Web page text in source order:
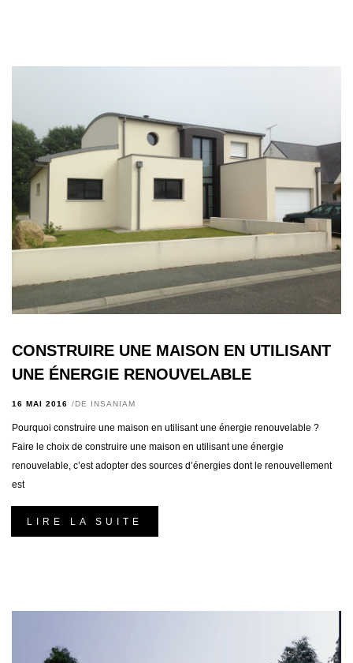
CONSTRUIRE UNE MAISON EN UTILISANT
UNE ÉNERGIE RENOUVELABLE
16 MAI 2016 DE INSANIAM
Pourquoi construire une maison en utilisant une énergie renouvelable ?
Faire le choix de construire une maison en utilisant une énergie
renouvelable, c’est adopter des sources d’énergies dont le renouvellement
est
LIRE LA SUITE